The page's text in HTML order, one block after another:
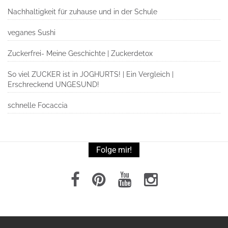
Nachhaltigkeit für zuhause und in der Schule
veganes Sushi
Zuckerfrei- Meine Geschichte | Zuckerdetox
So viel ZUCKER ist in JOGHURTS! | Ein Vergleich |
Erschreckend UNGESUND!
schnelle Focaccia
Folge mir!